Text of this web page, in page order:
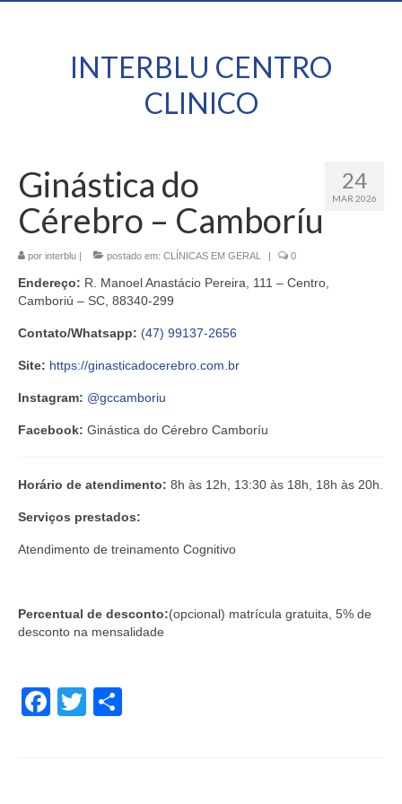
INTERBLU CENTRO
CLINICO
24
MAR 2026
Ginástica do
Cérebro – Camboríu
por interblu | postado em: CLÍNICAS EM GERAL | 0
Endereço: R. Manoel Anastácio Pereira, 111 – Centro,
Camboriú – SC, 88340-299
Contato/Whatsapp: (47) 99137-2656
Site: https://ginasticadocerebro.com.br
Instagram: @gccamboriu
Facebook: Ginástica do Cérebro Camboríu
Horário de atendimento: 8h às 12h, 13:30 às 18h, 18h às 20h.
Serviços prestados:
Atendimento de treinamento Cognitivo
Percentual de desconto:(opcional) matrícula gratuita, 5% de
desconto na mensalidade
Facebook
Twitter